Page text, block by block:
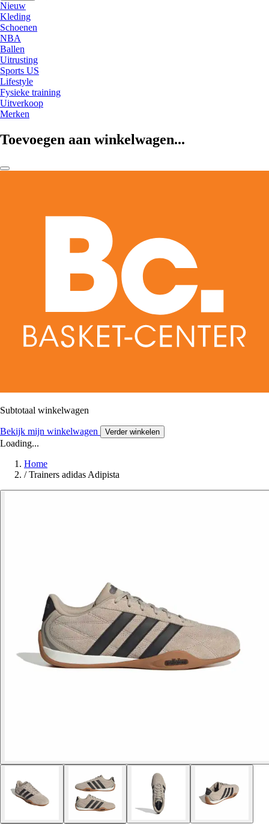
Nieuw
Kleding
Schoenen
NBA
Ballen
Uitrusting
Sports US
Lifestyle
Fysieke training
Uitverkoop
Merken
Toevoegen aan winkelwagen...
Subtotaal winkelwagen
Bekijk mijn winkelwagen Verder winkelen
Loading...
Home
/ Trainers adidas Adipista